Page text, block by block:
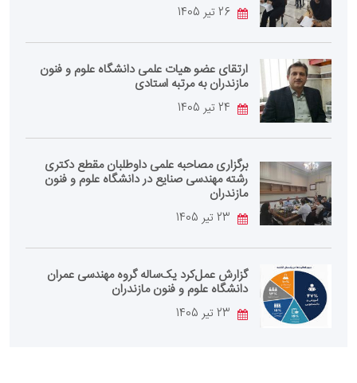
ارتقای عضو هیات علمی دانشگاه علوم و فنون
مازندران به مرتبه استادی
برگزاری مصاحبه علمی داوطلبان مقطع دکتری
رشته مهندسی صنایع در دانشگاه علوم و فنون
مازندران
گزارش عمل‌کرد یک‌ساله گروه مهندسی عمران
دانشگاه علوم و فنون مازندران